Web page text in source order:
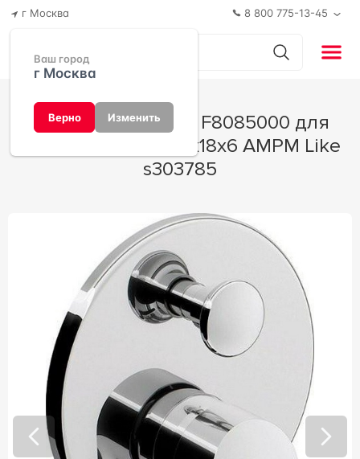
г Москва
Ваш город
г Москва
Верно Изменить
8 800 775-13-45
ванной с душем 15x18x6 AMPM Like
s303785